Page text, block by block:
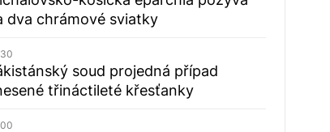
dva chrámové sviatky
soud projedná případ
třináctileté křesťanky